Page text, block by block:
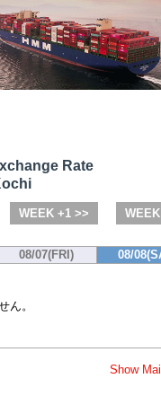
Rate
WEEK +1 >>
08/07(FRI) 08/
ん。
Show